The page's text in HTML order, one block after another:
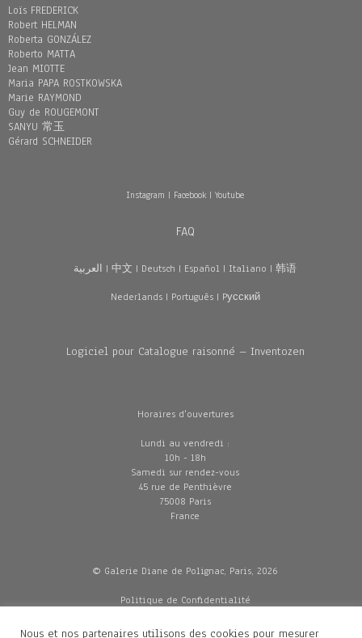
Loïs FREDERICK
Robert HELMAN
Roberta GONZÁLEZ
Roberto MATTA
Jean MIOTTE
Maria PAPA ROSTKOWSKA
Marie RAYMOND
Guy de ROUGEMONT
SANYU 常玉
Gérard SCHNEIDER
Instagram | Facebook| Youtube
FAQ
العربية | 中文 | Deutsch | Español | Italiano | 韩语
Nederlands| Português| Pусский
Logiciel pour Catalogue raisonné – Inventozen
Horaires d'ouvertures
Lundi au vendredi :
10h - 18h
Samedi sur rendez-vous
45 rue de Penthièvre
75008 Paris
France
© Galerie Diane de Polignac, Paris, 2026
Politique de Confidentialité
Mentions légales
Nous et nos partenaires utilisons des cookies pour mesurer